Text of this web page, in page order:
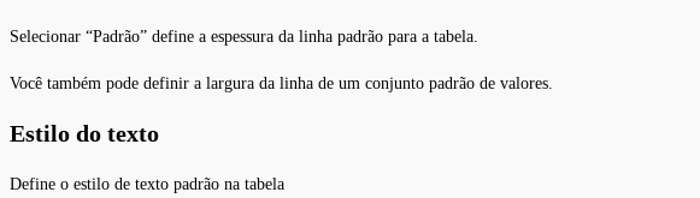
Selecionar “Padrão” define a espessura da linha padrão para a tabela.
Você também pode definir a largura da linha de um conjunto padrão de valores.
Estilo do texto
Define o estilo de texto padrão na tabela